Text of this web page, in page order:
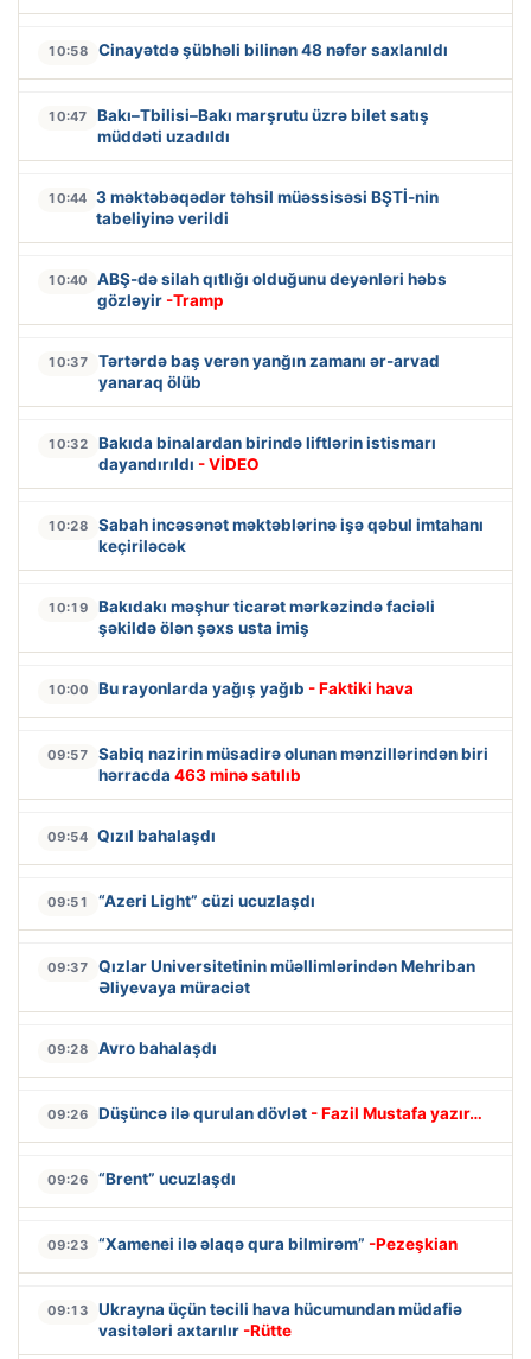
10:58 Cinayətdə şübhəli bilinən 48 nəfər saxlanıldı
10:47
Bakı–Tbilisi–Bakı marşrutu üzrə bilet satış
müddəti uzadıldı
10:44 3 məktəbəqədər təhsil müəssisəsi BŞTİ-nin
tabeliyinə verildi
10:40
ABŞ-də silah qıtlığı olduğunu deyənləri həbs
gözləyir -Tramp
10:37
Tərtərdə baş verən yanğın zamanı ər-arvad
yanaraq ölüb
10:32
Bakıda binalardan birində liftlərin istismarı
dayandırıldı - VİDEO
10:28
Sabah incəsənət məktəblərinə işə qəbul imtahanı
keçiriləcək
10:19
Bakıdakı məşhur ticarət mərkəzində faciəli
şəkildə ölən şəxs usta imiş
10:00 Bu rayonlarda yağış yağıb - Faktiki hava
09:57
Sabiq nazirin müsadirə olunan mənzillərindən biri
hərracda 463 minə satılıb
09:54 Qızıl bahalaşdı
09:51 “Azeri Light” cüzi ucuzlaşdı
09:37
Qızlar Universitetinin müəllimlərindən Mehriban
Əliyevaya müraciət
09:28 Avro bahalaşdı
09:26 Düşüncə ilə qurulan dövlət - Fazil Mustafa yazır…
09:26 “Brent” ucuzlaşdı
09:23 “Xamenei ilə əlaqə qura bilmirəm” -Pezeşkian
09:13
Ukrayna üçün təcili hava hücumundan müdafiə
vasitələri axtarılır -Rütte